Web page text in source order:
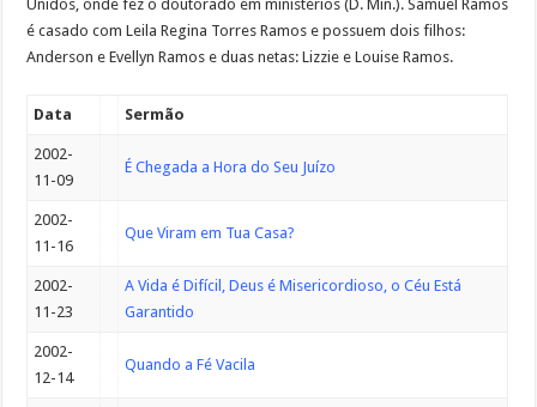
Unidos, onde fez o doutorado em ministérios (D. Min.). Samuel Ramos
é casado com Leila Regina Torres Ramos e possuem dois filhos:
Anderson e Evellyn Ramos e duas netas: Lizzie e Louise Ramos.
Data Sermão
2002-
11-09
É Chegada a Hora do Seu Juízo
2002-
11-16
Que Viram em Tua Casa?
2002-
11-23
A Vida é Difícil, Deus é Misericordioso, o Céu Está
Garantido
2002-
12-14
Quando a Fé Vacila